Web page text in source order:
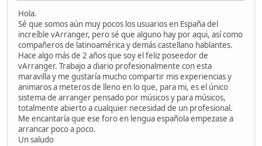
Hola.
Sé que somos aún muy pocos los usuarios en España del
increíble vArranger, pero sé que alguno hay por aqui, así como
compañeros de latinoamérica y demás castellano hablantes.
Hace algo más de 2 años que soy el feliz poseedor de
vArranger. Trabajo a diario profesionalmente con esta
maravilla y me gustaría mucho compartir mis experiencias y
animaros a meteros de lleno en lo que, para mi, es el único
sistema de arranger pensado por músicos y para músicos,
totalmente abierto a cualquier necesidad de un profesional.
Me encantaría que ese foro en lengua española empezase a
arrancar poco a poco.
Un saludo